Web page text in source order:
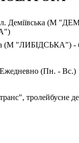
Деміївська (М
(М "ЛИБІДСЬКА") -
(Пн. - Вс.)
тролейбусне